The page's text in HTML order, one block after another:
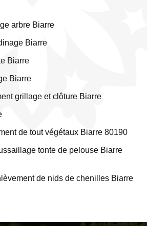
arbre Biarre
Biarre
Biarre
Biarre
grillage et clôture Biarre
de tout végétaux Biarre 80190
tonte de pelouse Biarre
de nids de chenilles Biarre